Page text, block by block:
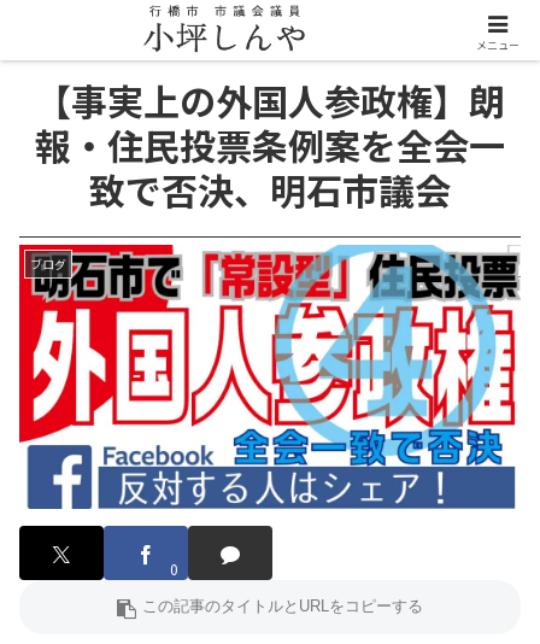
【事実上の外国人参政権】朗
報・住民投票条例案を全会一
致で否決、明石市議会
ブログ
0
メニュー